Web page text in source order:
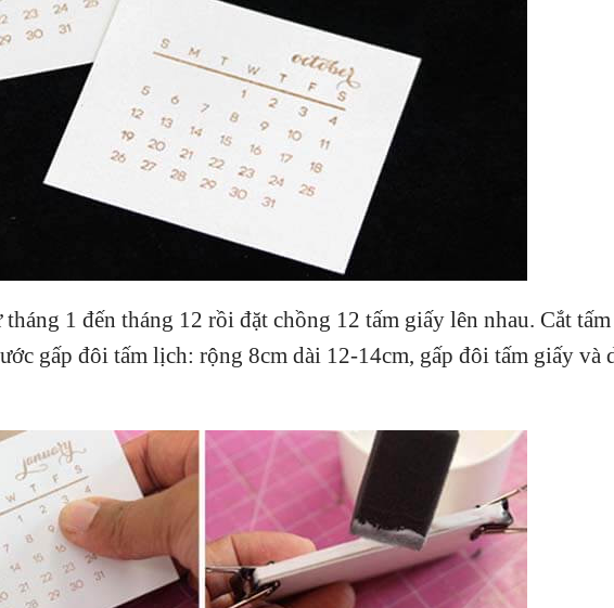
1 đến tháng 12 rồi đặt chồng 12 tấm giấy lên nhau. Cắt
gấp đôi tấm lịch: rộng 8cm dài 12-14cm, gấp đôi tấm giấy và